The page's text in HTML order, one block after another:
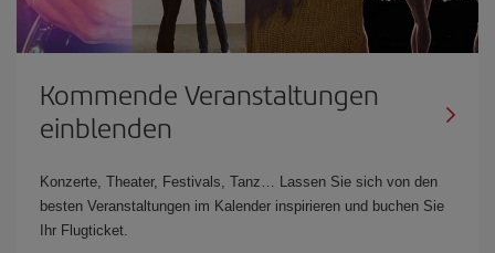
Kommende Veranstaltungen
einblenden
Konzerte, Theater, Festivals, Tanz… Lassen Sie sich von den
besten Veranstaltungen im Kalender inspirieren und buchen Sie
Ihr Flugticket.